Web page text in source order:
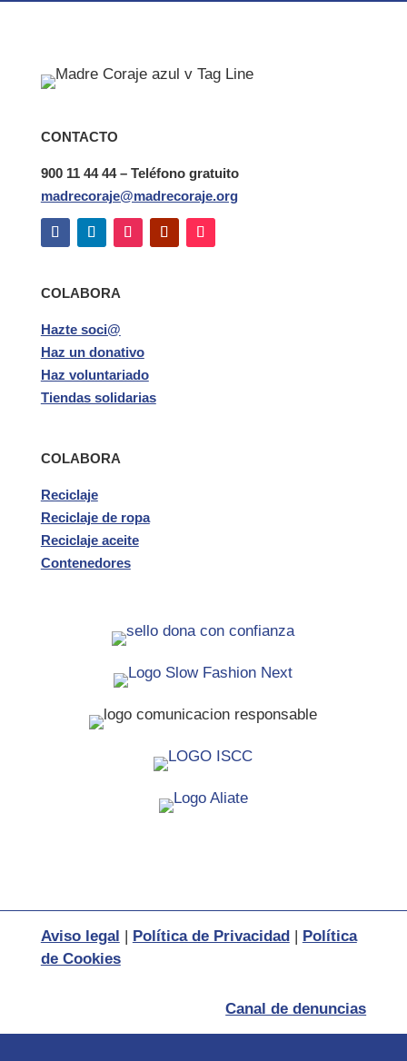
CONTACTO
900 11 44 44 – Teléfono gratuito
madrecoraje@madrecoraje.org
COLABORA
Hazte soci@
Haz un donativo
Haz voluntariado
Tiendas solidarias
COLABORA
Reciclaje
Reciclaje de ropa
Reciclaje aceite
Contenedores
Aviso legal | Política de Privacidad | Política
de Cookies
Canal de denuncias